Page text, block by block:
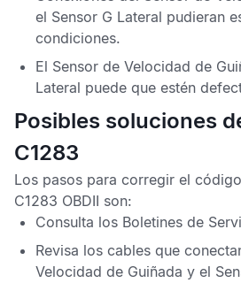
el Sensor G Lateral pudieran
condiciones.
El Sensor de Velocidad de
Lateral puede que estén
Posibles soluciones
C1283
Los pasos para corregir el
C1283 OBDII son:
Consulta los Boletines de
Revisa los cables que
Velocidad de Guiñada y el